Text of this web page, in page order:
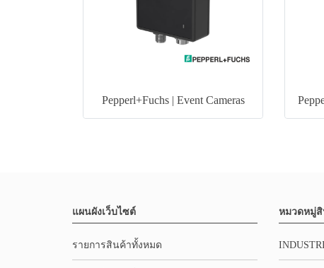
Pepperl+Fuchs | Event Cameras
แผนผังเว็บไซต์
รายการสินค้าทั้งหมด
หมวดหมู่